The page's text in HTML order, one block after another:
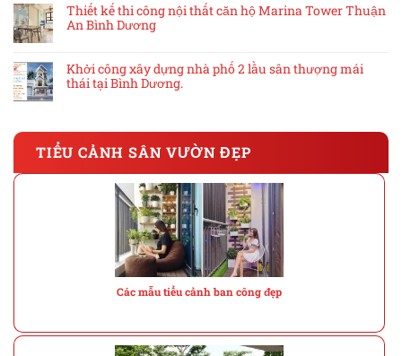
Thiết kế thi công nội thất căn hộ Marina Tower Thuận
An Bình Dương
Khởi công xây dựng nhà phố 2 lầu sân thượng mái
thái tại Bình Dương.
TIỂU CẢNH SÂN VƯỜN ĐẸP
Các mẫu tiểu cảnh ban công đẹp